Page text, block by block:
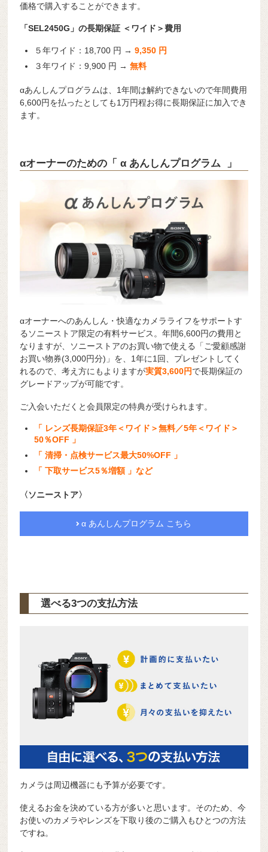
価格で購入することができます。
「SEL2450G」の長期保証 ＜ワイド＞費用
５年ワイド：18,700 円 →9,350 円
３年ワイド：9,900 円 →無料
αあんしんプログラムは、1年間は解約できないので年間費用
6,600円を払ったとしても1万円程お得に長期保証に加入でき
ます。
αオーナーのための「 α あんしんプログラム 」
αオーナーへのあんしん・快適なカメラライフをサポートす
るソニーストア限定の有料サービス。年間6,600円の費用と
なりますが、ソニーストアのお買い物で使える「ご愛顧感謝
お買い物券(3,000円分)」を、1年に1回、プレゼントしてく
れるので、考え方にもよりますが実質3,600円で長期保証の
グレードアップが可能です。
ご入会いただくと会員限定の特典が受けられます。
「 レンズ長期保証3年＜ワイド＞無料／5年＜ワイド＞
50％OFF 」
「 清掃・点検サービス最大50%OFF 」
「 下取サービス5％増額 」など
〈ソニーストア〉
α あんしんプログラム こちら
選べる3つの支払方法
カメラは周辺機器にも予算が必要です。
使えるお金を決めている方が多いと思います。そのため、今
お使いのカメラやレンズを下取り後のご購入もひとつの方法
ですね。